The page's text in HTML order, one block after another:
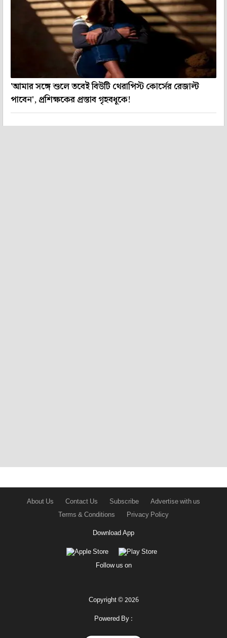
'আমার সঙ্গে শুলে তবেই বিউটি থেরাপিস্ট কোর্সের রেজাল্ট
পাবেন', প্রশিক্ষকের প্রস্তাব গৃহবধূকে!
About Us Contact Us Subscribe
Advertise with us
Terms & Conditions
Privacy Policy
Download App
Follow us on
Copyright © 2026
Powered By :